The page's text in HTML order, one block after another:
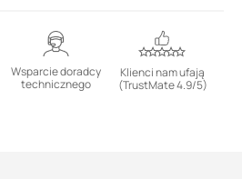
Wsparcie doradcy
technicznego
Klienci nam ufają
(TrustMate 4.9/5)